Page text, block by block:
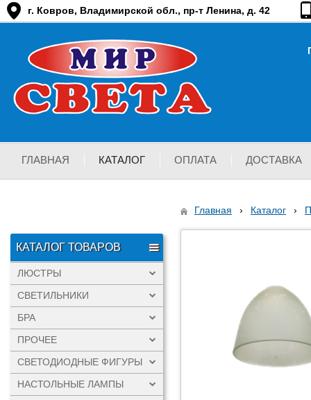
г. Ковров, Владимирской обл., пр-т Ленина, д. 42
ГЛАВНАЯ КАТАЛОГ ОПЛАТА ДОСТАВКА
КАТАЛОГ ТОВАРОВ
ЛЮСТРЫ
СВЕТИЛЬНИКИ
БРА
ПРОЧЕЕ
СВЕТОДИОДНЫЕ ФИГУРЫ
НАСТОЛЬНЫЕ ЛАМПЫ
Главная › Каталог ›